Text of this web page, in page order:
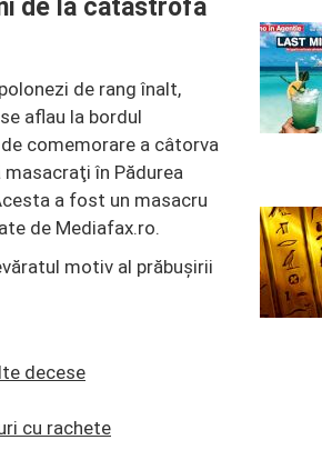
de la catastrofa
de rang înalt,
aflau la bordul
comemorare a câtorva
în Pădurea
a fost un masacru
de Mediafax.ro.
motiv al prăbușirii
decese
cu rachete